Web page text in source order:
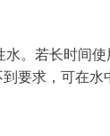
。若长时间
要求，可在水